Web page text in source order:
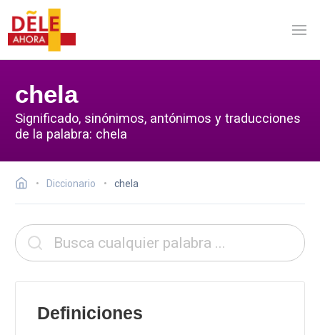
chela
Significado, sinónimos, antónimos y traducciones
de la palabra: chela
Diccionario chela
Definiciones